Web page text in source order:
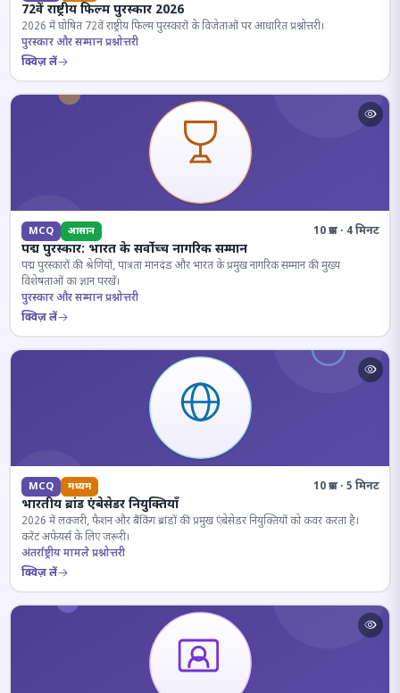
72वें राष्ट्रीय फिल्म पुरस्कार 2026
2026 में घोषित 72वें राष्ट्रीय फिल्म पुरस्कारों के विजेताओं पर आधारित प्रश्नोत्तरी।
पुरस्कार और सम्मान प्रश्नोत्तरी
क्विज़ लें
MCQ आसान 10 प्रश्न · 4 मिनट
पद्म पुरस्कार: भारत के सर्वोच्च नागरिक सम्मान
पद्म पुरस्कारों की श्रेणियों, पात्रता मानदंड और भारत के प्रमुख नागरिक सम्मान की मुख्य
विशेषताओं का ज्ञान परखें।
पुरस्कार और सम्मान प्रश्नोत्तरी
क्विज़ लें
MCQ मध्यम 10 प्रश्न · 5 मिनट
भारतीय ब्रांड एंबेसेडर नियुक्तियाँ
2026 में लक्जरी, फैशन और बैंकिंग ब्रांडों की प्रमुख एंबेसेडर नियुक्तियों को कवर करता है।
करेंट अफेयर्स के लिए जरूरी।
अंतर्राष्ट्रीय मामले प्रश्नोत्तरी
क्विज़ लें